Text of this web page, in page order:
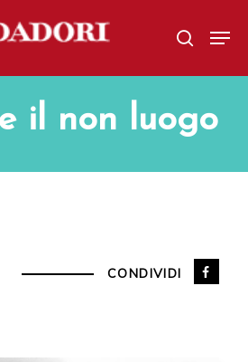
search
il non luogo
CONDIVIDI